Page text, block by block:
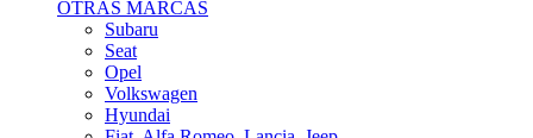
Seat
Opel
Volkswagen
Hyundai
Fiat, Alfa Romeo, Lancia, Jeep
Toyota